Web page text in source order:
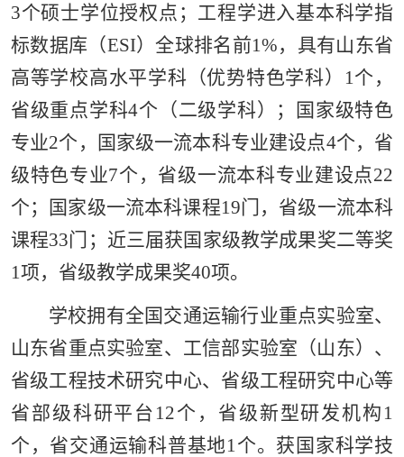
3个硕士学位授权点 ； 工程学进入基本科学指
标数据库（ESI）全球排名前1%，具有山东省
高等学校高水平学科（优势特色学科）1个，
省级重点学科4个（二级学科）；国家级特色
专业2个，国家级一流本科专业建设点4个，省
级特色专业7个，省级一流本科专业建设点22
个； 国家级一流本科课程19门，省级一流本科
课程33门；近三届获国家级教学成果奖二等奖
1项，省级教学成果奖40项。
学校拥有全国交通运输行业重点实验室、
山东省重点实验室、工信部实验室（山东）、
省级工程技术研究中心、省级工程研究中心等
省部级科研平台12个，省级新型研发机构1
个，省交通运输科普基地1个。获国家科学技